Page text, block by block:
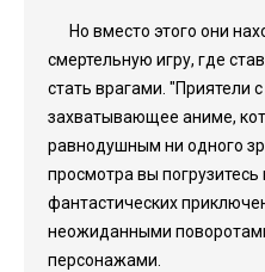
Но вместо этого они
смертельную игру, где
стать врагами. "Приятели
захватывающее аниме,
равнодушным ни одного
просмотра вы
фантастических
неожиданными
персонажами.